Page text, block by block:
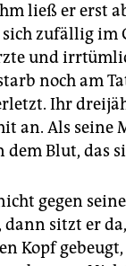
ließ er erst
zufällig im
und
noch am
Ihr
an. Als seine
Blut, das
gegen seine
dann sitzt er
Kopf